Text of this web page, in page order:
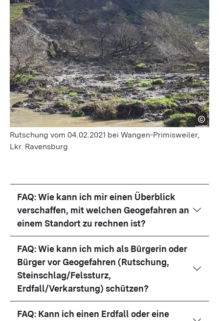
Rutschung vom 04.02.2021 bei Wangen-Primisweiler,
Lkr. Ravensburg
FAQ: Wie kann ich mir einen Überblick
verschaffen, mit welchen Geogefahren an
einem Standort zu rechnen ist?
FAQ: Wie kann ich mich als Bürgerin oder
Bürger vor Geogefahren (Rutschung,
Steinschlag/Felssturz,
Erdfall/Verkarstung) schützen?
FAQ: Kann ich einen Erdfall oder eine